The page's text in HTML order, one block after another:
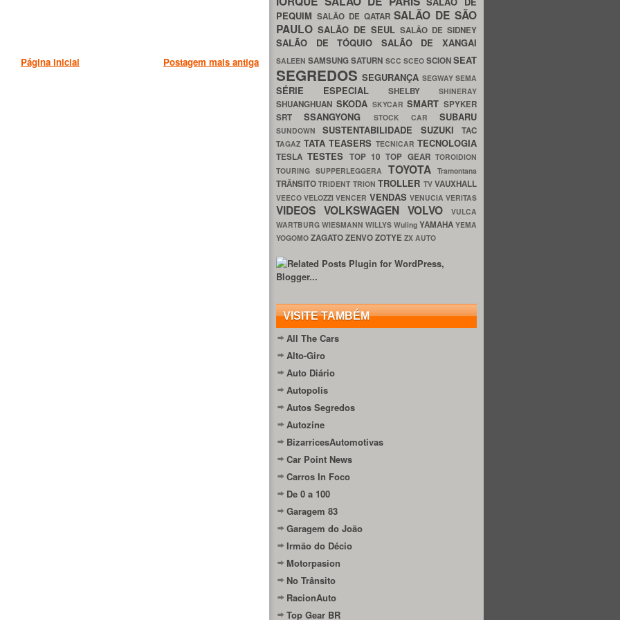
Postagem mais antiga
Página inicial
PEQUIM SALÃO DE QATARSALÃO DE SÃO
PAULO SALÃO DE SEUL SALÃO DE SIDNEY
SALÃO DE TÓQUIO SALÃO DE XANGAI
SALEENSAMSUNGSATURN SCC SCEO SCIONSEAT
SEGREDOSSEGURANÇA SEGWAYSEMA
SÉRIE ESPECIAL SHELBY SHINERAY
SHUANGHUAN SKODA SKYCARSMART SPYKER
SRTSSANGYONG STOCK CAR SUBARU
SUNDOWNSUSTENTABILIDADE SUZUKITAC
TAGAZ TATA TEASERS TECNICAR TECNOLOGIA
TESLATESTES TOP 10TOP GEARTOROIDION
TOURING SUPPERLEGGERA TOYOTATramontana
TRÂNSITOTRIDENT TRIONTROLLER TVVAUXHALL
VEECOVELOZZIVENCER VENDAS VENUCIAVERITAS
VIDEOS VOLKSWAGEN VOLVO
VULCA
WARTBURG WIESMANN WILLYS Wuling YAMAHA YEMA
YOGOMO ZAGATOZENVOZOTYE ZX AUTO
VISITE TAMBÉM
All The Cars
Alto-Giro
Auto Diário
Autopolis
Autos Segredos
Autozine
BizarricesAutomotivas
Car Point News
Carros In Foco
De 0 a 100
Garagem 83
Garagem do João
Irmão do Décio
Motorpasion
No Trânsito
RacionAuto
Top Gear BR